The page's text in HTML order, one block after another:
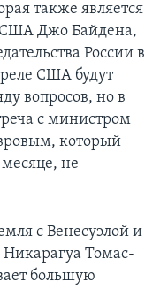
также является
США Джо Байдена,
России в
США будут
вопросов, но в
с министром
который
не
с Венесуэлой и
Томас-
большую